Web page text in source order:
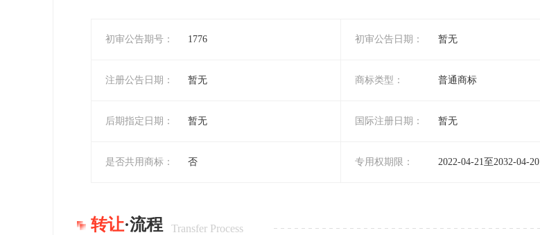
初审公告期号： 1776 初审公告日期： 暂无
注册公告日期： 暂无 商标类型： 普通商标
后期指定日期： 暂无 国际注册日期： 暂无
是否共用商标： 否 专用权期限： 2022-04-21至2032-04-20
转让·流程 Transfer Process